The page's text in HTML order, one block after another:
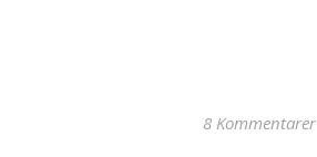
8 Kommentarer